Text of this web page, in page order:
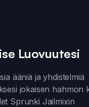
Luovuutesi
ääniä ja yhdistelmiä
jokaisen hahmon
Sprunki Jailmixin